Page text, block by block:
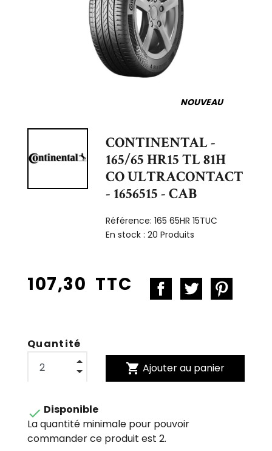
NOUVEAU
CONTINENTAL -
165/65 HR15 TL 81H
CO ULTRACONTACT
- 1656515 - CAB
Référence:165 65HR 15TUC
En stock :20 Produits
107,30 TTC
Quantité
shopping_cart Ajouter au panier
 Disponible
La quantité minimale pour pouvoir
commander ce produit est 2.